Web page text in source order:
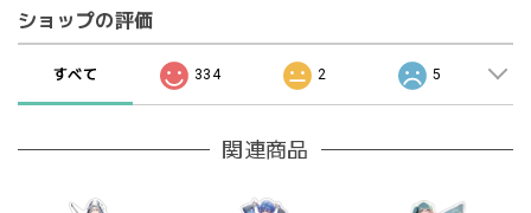
ショップの評価
すべて 334 2 5
関連商品